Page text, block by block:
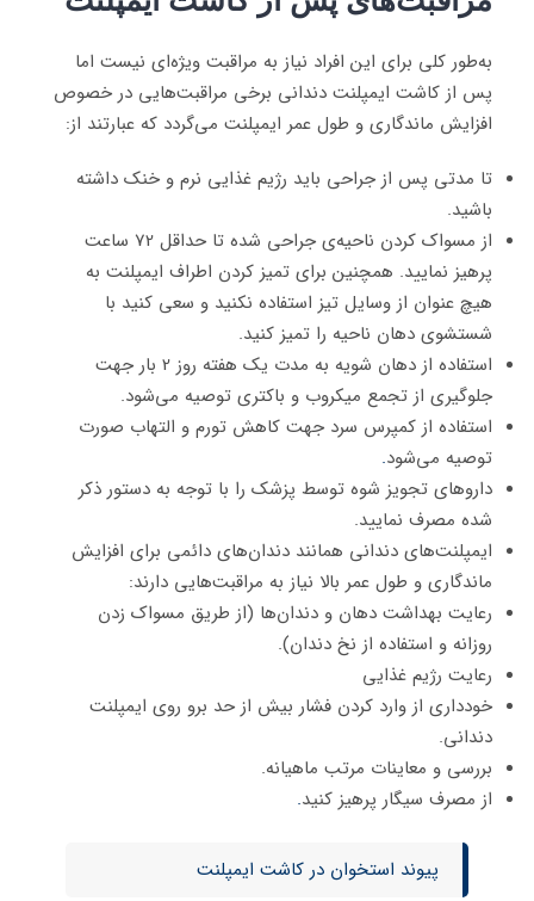
به‌طور کلی برای این افراد نیاز به مراقبت ویژه‌ای نیست اما
پس از کاشت ایمپلنت دندانی برخی مراقبت‌هایی در خصوص
افزایش ماندگاری و طول عمر ایمپلنت می‌گردد که عبارتند از:
تا مدتی پس از جراحی باید رژیم غذایی نرم و خنک داشته
باشید.
از مسواک کردن ناحیه‌ی جراحی شده تا حداقل 72 ساعت
پرهیز نمایید. همچنین برای تمیز کردن اطراف ایمپلنت به
هیچ عنوان از وسایل تیز استفاده نکنید و سعی کنید با
شستشوی دهان ناحیه را تمیز کنید.
استفاده از دهان شویه به مدت یک هفته روز 2 بار جهت
جلوگیری از تجمع میکروب و باکتری توصیه می‌شود.
استفاده از کمپرس سرد جهت کاهش تورم و التهاب صورت
توصیه می‌شود.
داروهای تجویز شوه توسط پزشک را با توجه به دستور ذکر
شده مصرف نمایید.
ایمپلنت‌های دندانی همانند دندان‌های دائمی برای افزایش
ماندگاری و طول عمر بالا نیاز به مراقبت‌هایی دارند:
رعایت بهداشت دهان و دندان‌ها (از طریق مسواک زدن
روزانه و استفاده از نخ دندان).
رعایت رژیم غذایی
خودداری از وارد کردن فشار بیش از حد برو روی ایمپلنت
دندانی.
بررسی و معاینات مرتب ماهیانه.
از مصرف سیگار پرهیز کنید.
پیوند استخوان در کاشت ایمپلنت